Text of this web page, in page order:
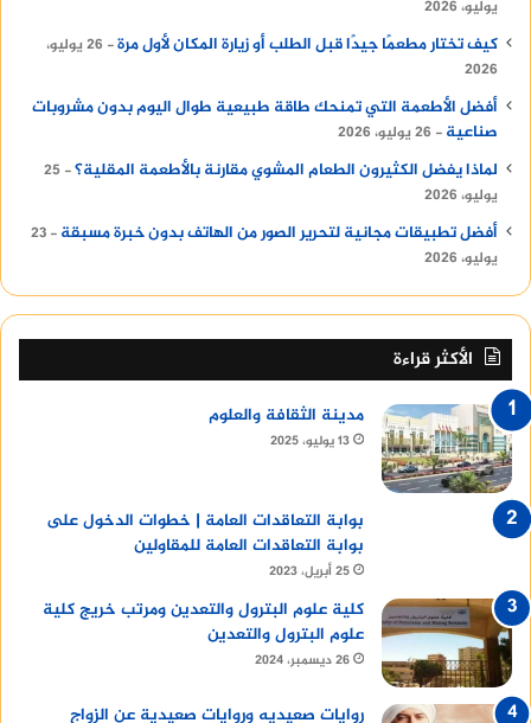
يوليو، 2026
كيف تختار مطعمًا جيدًا قبل الطلب أو زيارة المكان لأول مرة
26 يوليو،
2026
أفضل الأطعمة التي تمنحك طاقة طبيعية طوال اليوم بدون مشروبات
صناعية
26 يوليو، 2026
لماذا يفضل الكثيرون الطعام المشوي مقارنة بالأطعمة المقلية؟
25
يوليو، 2026
أفضل تطبيقات مجانية لتحرير الصور من الهاتف بدون خبرة مسبقة
23
يوليو، 2026
الأكثر قراءة
مدينة الثقافة والعلوم
13 يوليو، 2025
بوابة التعاقدات العامة | خطوات الدخول على
بوابة التعاقدات العامة للمقاولين
25 أبريل، 2023
كلية علوم البترول والتعدين ومرتب خريج كلية
علوم البترول والتعدين
26 ديسمبر، 2024
روايات صعيديه وروايات صعيدية عن الزواج